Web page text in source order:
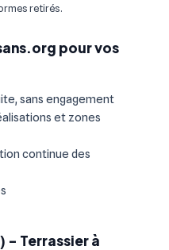
retirés.
pour vos
sans engagement
et zones
continue des
- Terrassier à